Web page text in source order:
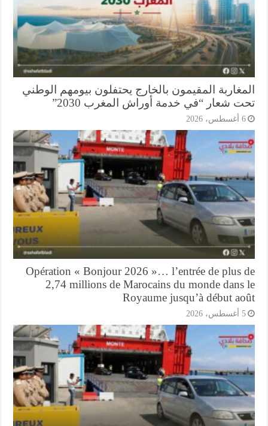
المقيمون بالخارج يحتفلون بيومهم الوطني
شعار “في خدمة أوراش المغرب 2030”
Opération « Bonjour 2026 »… l’entrée de plus
2,74 millions de Marocains du monde
Royaume jusqu’à début